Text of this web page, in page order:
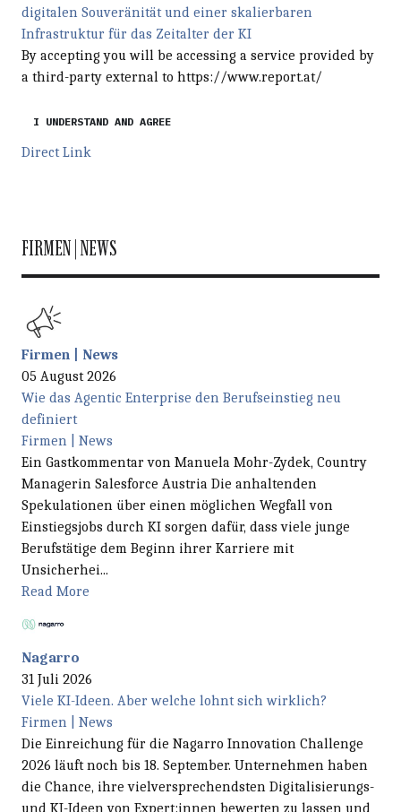
digitalen Souveränität und einer skalierbaren
Infrastruktur für das Zeitalter der KI
By accepting you will be accessing a service provided by
a third-party external to https://www.report.at/
I UNDERSTAND AND AGREE
Direct Link
FIRMEN | NEWS
Firmen | News
05 August 2026
Wie das Agentic Enterprise den Berufseinstieg neu
definiert
Firmen | News
Ein Gastkommentar von Manuela Mohr-Zydek, Country
Managerin Salesforce Austria Die anhaltenden
Spekulationen über einen möglichen Wegfall von
Einstiegsjobs durch KI sorgen dafür, dass viele junge
Berufstätige dem Beginn ihrer Karriere mit
Unsicherhei...
Read More
Nagarro
31 Juli 2026
Viele KI-Ideen. Aber welche lohnt sich wirklich?
Firmen | News
Die Einreichung für die Nagarro Innovation Challenge
2026 läuft noch bis 18. September. Unternehmen haben
die Chance, ihre vielversprechendsten Digitalisierungs-
und KI-Ideen von Expert:innen bewerten zu lassen und